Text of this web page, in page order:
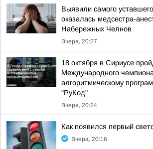
Выявили самого
оказалась медсестра-
Набережных Челнов
Вчера, 20:27
18 октября в Сириусе
Международного
алгоритмическому
"РуКод"
Вчера, 20:24
Как появился первый
Вчера, 20:16